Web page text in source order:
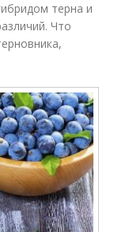
терна и
Что